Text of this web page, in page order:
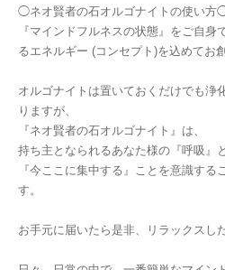
◯ネオ賢者の石オルゴナイトの使い方
『マインドフルネスの状態』をご自
るエネルギー (コンセプト)を込めてお
オルゴナイトは置いておくだけでも浄
りますが、
『ネオ賢者の石オルゴナイト』は、
持ち主となられるあなた様の『呼吸』
『今ここに集中する』ことを意識す
す。
お手元に届いたら是非、リラックスし